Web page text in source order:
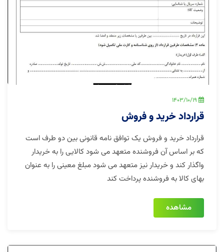
1403/10/19
قرارداد خرید و فروش
قرارداد خرید و فروش یک توافق نامه قانونی بین دو طرف است
که بر اساس آن فروشنده متعهد می شود کالایی را به خریدار
واگذار کند و خریدار نیز متعهد می شود مبلغ معینی را به عنوان
بهای کالا به فروشنده پرداخت کند
مشاهده